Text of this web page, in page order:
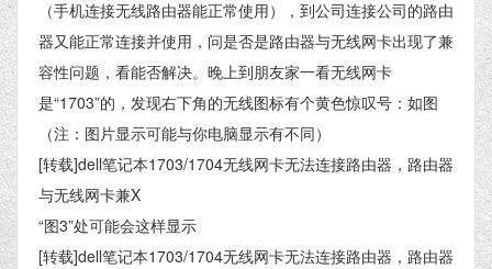
（手机连接无线路由器能正常使用），到公司连接公司的路由
器又能正常连接并使用，问是否是路由器与无线网卡出现了兼
容性问题，看能否解决。晚上到朋友家一看无线网卡
是“1703”的，发现右下角的无线图标有个黄色惊叹号：如图
（注：图片显示可能与你电脑显示有不同）
[转载]dell笔记本1703/1704无线网卡无法连接路由器，路由器
与无线网卡兼X
“图3”处可能会这样显示
[转载]dell笔记本1703/1704无线网卡无法连接路由器，路由器